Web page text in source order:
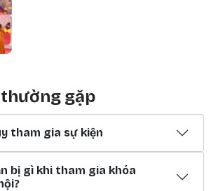
thường gặp
tham gia sự kiện
bị gì khi tham gia khóa